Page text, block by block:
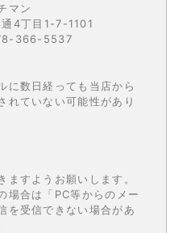
マン
4丁目1-7-1101
366-5537
に数日経っても当店から
れていない可能性があり
すようお願いします。
場合は「PC等からのメー
を受信できない場合があ